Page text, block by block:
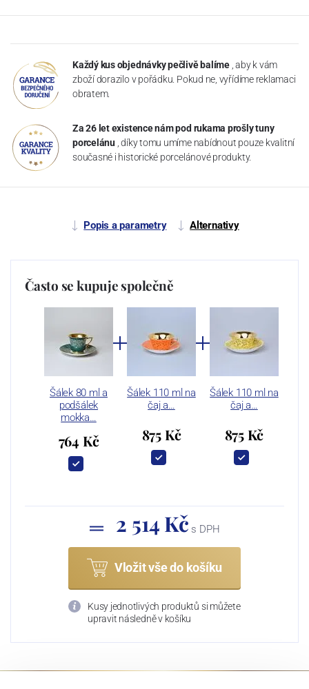
Každý kus objednávky pečlivě balíme , aby k vám
zboží dorazilo v pořádku. Pokud ne, vyřídíme reklamaci
obratem.
Za 26 let existence nám pod rukama prošly tuny
porcelánu , díky tomu umíme nabídnout pouze kvalitní
současné i historické porcelánové produkty.
Popis a parametry Alternativy
Často se kupuje společně
Šálek 80 ml a
podšálek
mokka…
764 Kč
Šálek 110 ml na
čaj a…
875 Kč
Šálek 110 ml na
čaj a…
875 Kč
2 514 Kč s DPH
Vložit vše do košíku
Kusy jednotlivých produktů si můžete
upravit následně v košíku